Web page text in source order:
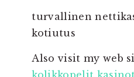
turvallinen
kotiutus
Also visit my web
kolikkopelit